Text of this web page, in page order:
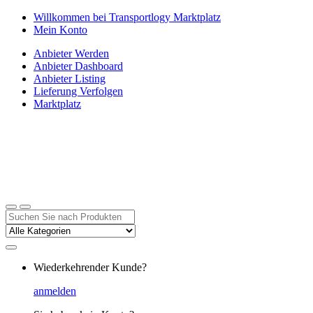
Navigation
Zum
Inhalt
Willkommen bei Transportlogy Marktplatz
Mein Konto
Anbieter Werden
Anbieter Dashboard
Anbieter Listing
Lieferung Verfolgen
Marktplatz
Suchen
nach:
Wiederkehrender Kunde?
anmelden